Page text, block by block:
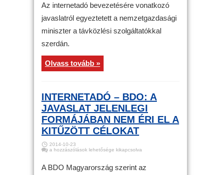
szolgáltatókkal
egyeztetett
nemzetgazdasági
bejegyzéshez
Az internetadó bevezetésére vonatkozó
javaslatról egyeztetett a nemzetgazdasági
miniszter a távközlési szolgáltatókkal
szerdán.
Olvass tovább »
INTERNETADÓ – BDO: A
JAVASLAT JELENLEGI
FORMÁJÁBAN NEM ÉRI EL A
KITŰZÖTT CÉLOKAT
2014-10-23
Internetadó
a
javaslat
a hozzászólások lehetősége kikapcsolva
A BDO Magyarország szerint az